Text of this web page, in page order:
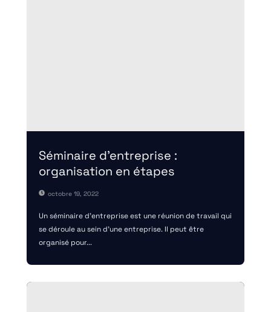
Séminaire d’entreprise :
organisation en étapes
octobre 19, 2022
Un séminaire d'entreprise est une réunion de travail qui
se déroule au sein d'une entreprise. Il peut être
organisé pour...